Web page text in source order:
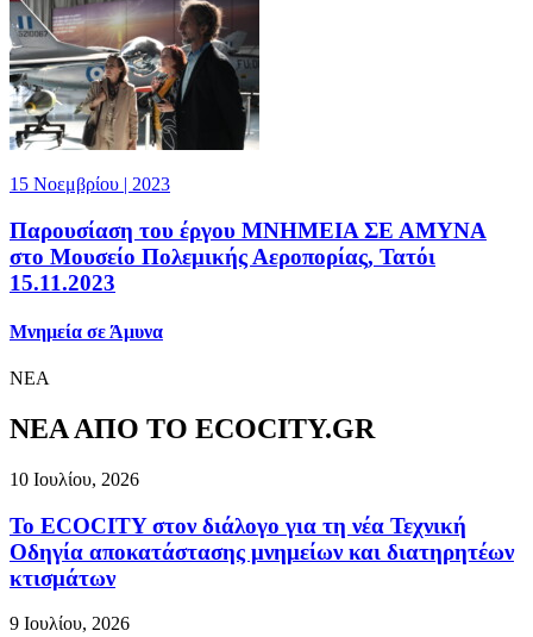
15 Νοεμβρίου | 2023
Παρουσίαση του έργου ΜΝΗΜΕΙΑ ΣΕ ΑΜΥΝΑ
στο Μουσείο Πολεμικής Αεροπορίας, Τατόι
15.11.2023
Μνημεία σε Άμυνα
ΝΕΑ
ΝΕΑ ΑΠΟ ΤΟ ECOCITY.GR
10 Ιουλίου, 2026
Το ECOCITY στον διάλογο για τη νέα Τεχνική
Οδηγία αποκατάστασης μνημείων και διατηρητέων
κτισμάτων
9 Ιουλίου, 2026